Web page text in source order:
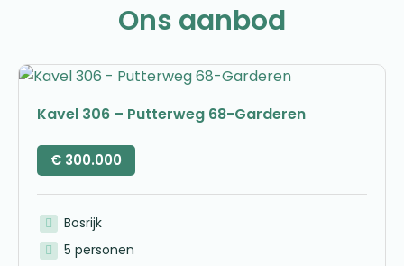
Ons aanbod
Kavel 306 – Putterweg 68-Garderen
€ 300.000
Bosrijk
5 personen